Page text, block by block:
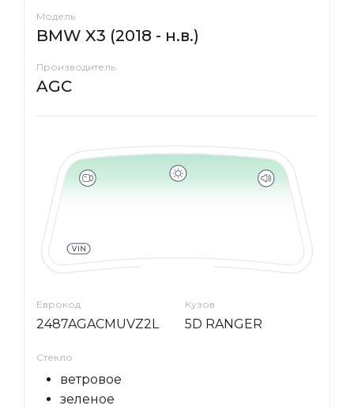
Модель
BMW X3 (2018 - н.в.)
Производитель
AGC
Еврокод
2487AGACMUVZ2L
Кузов
5D RANGER
Стекло
ветровое
зеленое